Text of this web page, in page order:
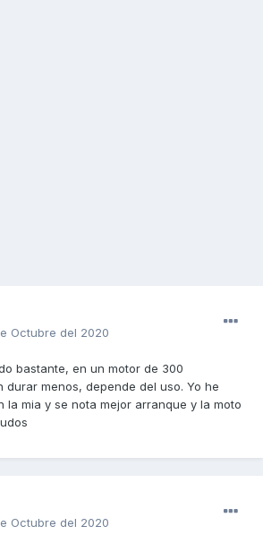
Octubre del 2020
bastante, en un motor de 300
durar menos, depende del uso. Yo he
la mia y se nota mejor arranque y la moto
Octubre del 2020